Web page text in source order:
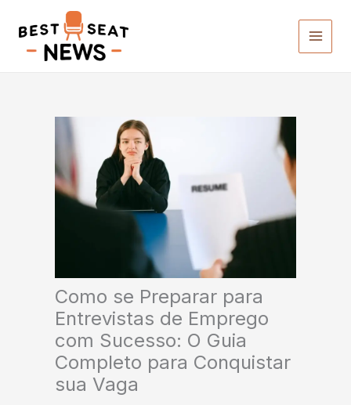
para
conteúdo
Como se Preparar para
Entrevistas de Emprego
com Sucesso: O Guia
Completo para Conquistar
sua Vaga